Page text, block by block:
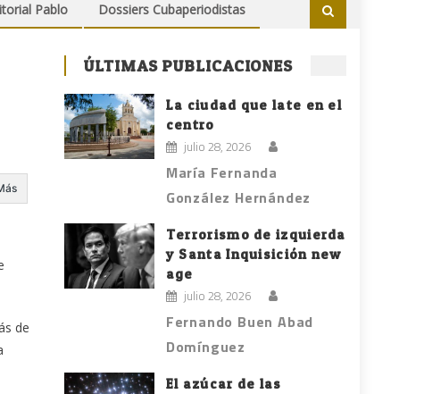
Pablo Dossiers Cubaperiodistas
de
ÚLTIMAS PUBLICACIONES
La ciudad que late en el
centro
julio 28, 2026
María Fernanda
González Hernández
Terrorismo de izquierda
y Santa Inquisición new
age
julio 28, 2026
Fernando Buen Abad
Domínguez
El azúcar de las